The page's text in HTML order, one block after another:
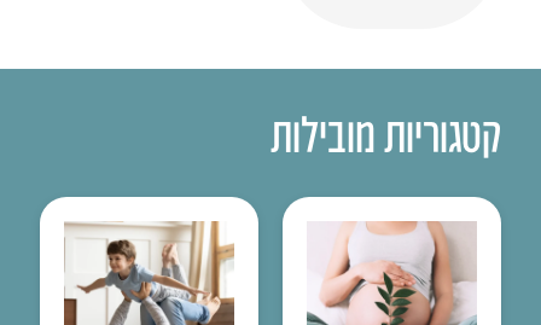
קטגוריות מובילות